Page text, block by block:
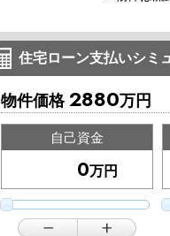
住宅ローン支払いシミ
物件価格2880万円
自己資金
万円